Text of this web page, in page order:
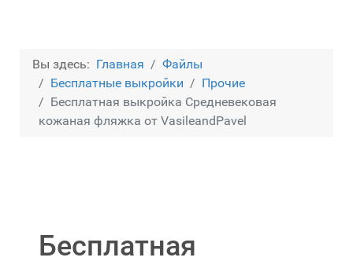
Вы здесь: Главная
Файлы
Бесплатные выкройки
Прочие
Бесплатная выкройка Средневековая
кожаная фляжка от VasileandPavel
Бесплатная